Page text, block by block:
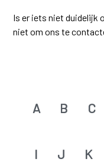
Is er iets niet duidelijk
niet om ons te
A B C
I J K